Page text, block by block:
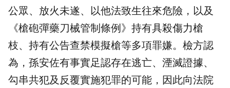
公眾、放火未遂、以他法致生往來危險，以及
《槍砲彈藥刀械管制條例》持有具殺傷力槍
枝、持有公告查禁模擬槍等多項罪嫌。檢方認
為，孫安佐有事實足認存在逃亡、湮滅證據、
勾串共犯及反覆實施犯罪的可能，因此向法院